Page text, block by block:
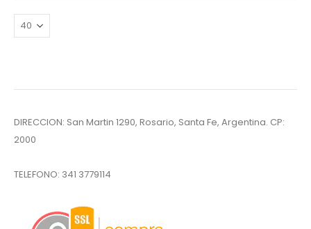
DIRECCION: San Martin 1290, Rosario, Santa Fe, Argentina. CP:
2000
TELEFONO: 341 3779114